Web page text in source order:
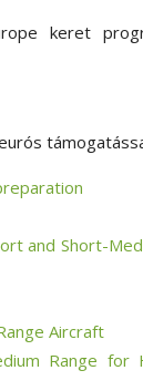
keret
and Short-
Aircraft
Range for